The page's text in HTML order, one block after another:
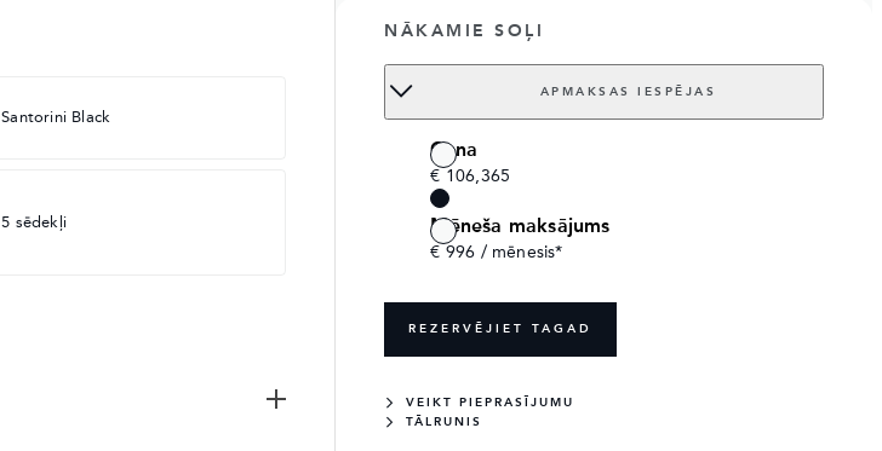
Santorini Black
5 sēdekļi
INTERJERS
VIN numurs SALEA7BY4T2497098
Order no.
NĀKAMIE SOĻI
APMAKSAS IESPĒJAS
Cena
€ 106,365
Mēneša maksājums
€ 996 / mēnesis*
REZERVĒJIET TAGAD
VEIKT PIEPRASĪJUMU
TĀLRUNIS